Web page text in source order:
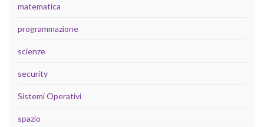
matematica
programmazione
scienze
security
Sistemi Operativi
spazio